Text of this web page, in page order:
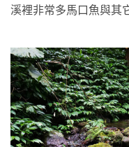
溪裡非常多馬口魚與其